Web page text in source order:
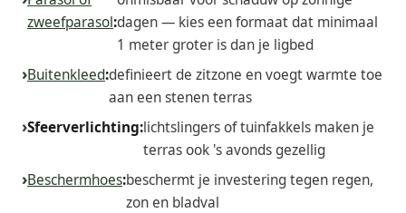
zweefparasol:dagen — kies een formaat dat minimaal
1 meter groter is dan je ligbed
Buitenkleed:definieert de zitzone en voegt warmte toe
aan een stenen terras
Sfeerverlichting:lichtslingers of tuinfakkels maken je
terras ook 's avonds gezellig
Beschermhoes:beschermt je investering tegen regen,
zon en bladval